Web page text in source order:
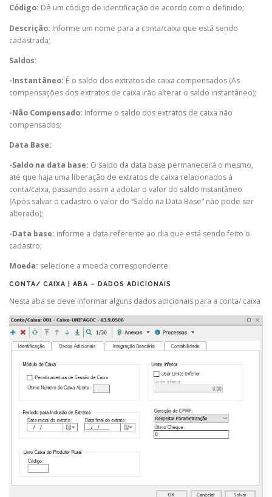
Código: Dê um código de identificação de acordo com o definido;
Descrição: Informe um nome para a conta/caixa que está sendo
cadastrada;
Saldos:
-Instantâneo: É o saldo dos extratos de caixa compensados (As
compensações dos extratos de caixa irão alterar o saldo instantâneo);
-Não Compensado: Informe o saldo dos extratos de caixa não
compensados;
Data Base:
-Saldo na data base: O saldo da data base permanecerá o mesmo,
até que haja uma liberação de extratos de caixa relacionados á
conta/caixa, passando assim a adotar o valor do saldo instantâneo
(Após salvar o cadastro o valor do “Saldo na Data Base” não pode ser
alterado);
-Data base: informe a data referente ao dia que está sendo feito o
cadastro;
Moeda: selecione a moeda correspondente.
CONTA/ CAIXA | ABA – DADOS ADICIONAIS
Nesta aba se deve informar alguns dados adicionais para a conta/ caixa